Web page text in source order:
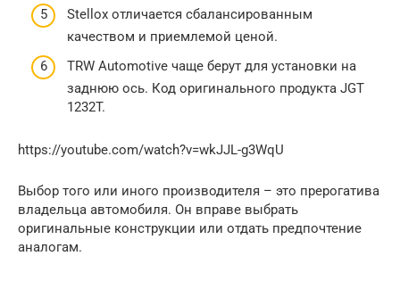
Stellox отличается сбалансированным
качеством и приемлемой ценой.
TRW Automotive чаще берут для установки на
заднюю ось. Код оригинального продукта JGT
1232T.
https://youtube.com/watch?v=wkJJL-g3WqU
Выбор того или иного производителя – это прерогатива
владельца автомобиля. Он вправе выбрать
оригинальные конструкции или отдать предпочтение
аналогам.